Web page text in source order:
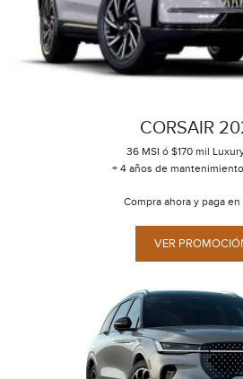
CORSAIR
36 MSI ó $170 mil
+ 4 años de
Compra ahora y paga en
VER